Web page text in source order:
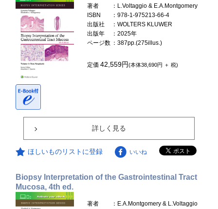
著者
：L.Voltaggio & E.A.Montgomery
ISBN
：978-1-975213-66-4
出版社
：WOLTERS KLUWER
出版年
：2025年
ページ数 ：387pp.(275illus.)
定価42,559円(本体38,690円 ＋ 税)
詳しく見る
ほしいものリストに登録 いいね
Biopsy Interpretation of the Gastrointestinal Tract
Mucosa, 4th ed.
著者
：E.A.Montgomery & L.Voltaggio